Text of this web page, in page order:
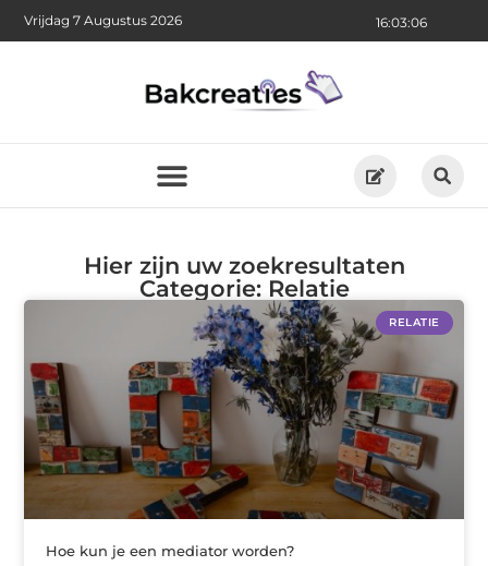
16:03:07
Vrijdag 7 Augustus 2026
Hier zijn uw zoekresultaten
Categorie: Relatie
RELATIE
Hoe kun je een mediator worden?